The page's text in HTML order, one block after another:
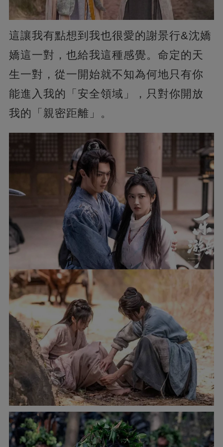
這讓我有點想到我也很愛的謝景行&沈嬌
嬌這一對，也給我這種感覺。命定的天
生一對，從一開始就不知為何地只有你
能進入我的「安全領域」，只對你開放
我的「親密距離」。